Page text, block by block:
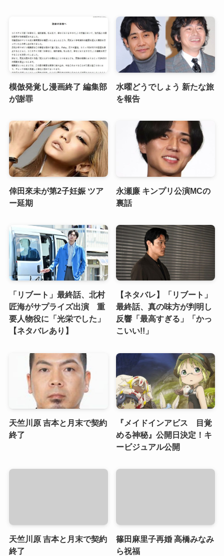
模倣発覚し漫画終了 編集部
が謝罪
水曜どうでしょう 新たな旅
を報告
倖田來未が第2子妊娠 ツア
ー延期
永瀬廉 キンプリ公演MCの
裏話
「リブート」最終話、北村
匠海がサプライズ出演 重
要人物役に「光栄でした」
【ネタバレあり】
【ネタバレ】「リブート」
最終話、真の味方が判明し
反響「最高すぎる」「かっ
こいい!!」
天竺川原 吉本と月末で契約
終了
『メイドインアビス 目覚
める神秘』公開日決定！キ
ービジュアル公開
天竺川原 吉本と月末で契約
終了
篠田麻里子再婚 高橋みなみ
ら祝福